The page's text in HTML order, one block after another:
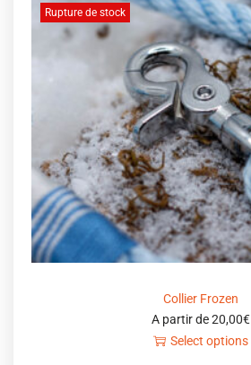
Rupture de stock
Collier Frozen
A partir de20,00€
Select options